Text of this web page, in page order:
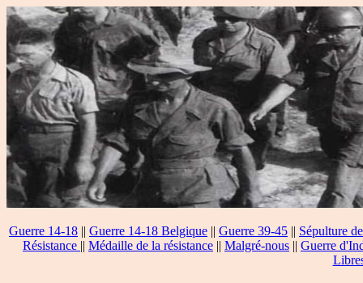
Guerre 14-18 || Guerre 14-18 Belgique || Guerre 39-45 || Sépulture
Résistance || Médaille de la résistance || Malgré-nous || Guerre